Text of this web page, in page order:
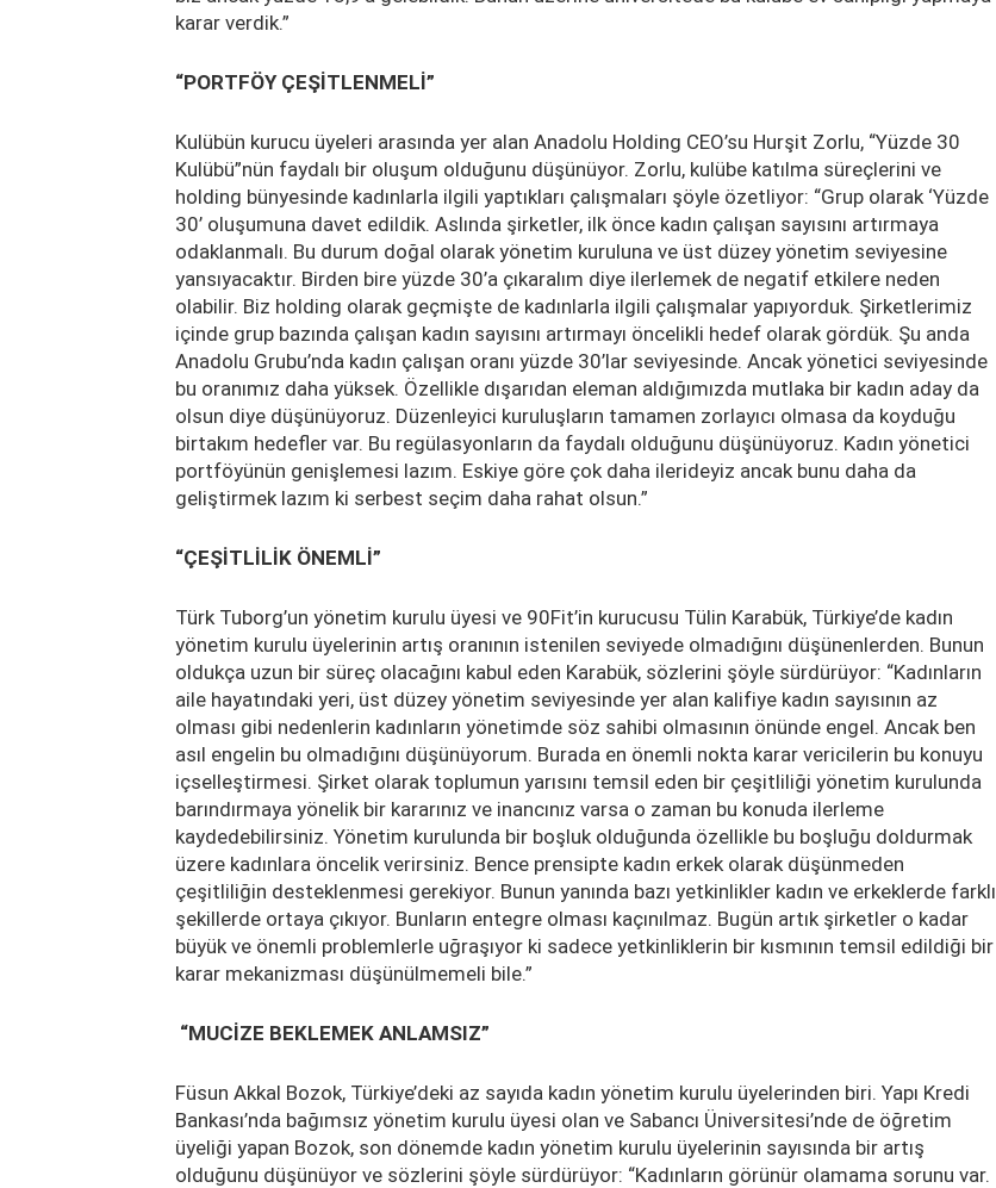
karar verdik.”
“PORTFÖY ÇEŞİTLENMELİ”
Kulübün kurucu üyeleri arasında yer alan Anadolu Holding CEO’su Hurşit Zorlu, “Yüzde 30
Kulübü”nün faydalı bir oluşum olduğunu düşünüyor. Zorlu, kulübe katılma süreçlerini ve
holding bünyesinde kadınlarla ilgili yaptıkları çalışmaları şöyle özetliyor: “Grup olarak ‘Yüzde
30’ oluşumuna davet edildik. Aslında şirketler, ilk önce kadın çalışan sayısını artırmaya
odaklanmalı. Bu durum doğal olarak yönetim kuruluna ve üst düzey yönetim seviyesine
yansıyacaktır. Birden bire yüzde 30’a çıkaralım diye ilerlemek de negatif etkilere neden
olabilir. Biz holding olarak geçmişte de kadınlarla ilgili çalışmalar yapıyorduk. Şirketlerimiz
içinde grup bazında çalışan kadın sayısını artırmayı öncelikli hedef olarak gördük. Şu anda
Anadolu Grubu’nda kadın çalışan oranı yüzde 30’lar seviyesinde. Ancak yönetici seviyesinde
bu oranımız daha yüksek. Özellikle dışarıdan eleman aldığımızda mutlaka bir kadın aday da
olsun diye düşünüyoruz. Düzenleyici kuruluşların tamamen zorlayıcı olmasa da koyduğu
birtakım hedefler var. Bu regülasyonların da faydalı olduğunu düşünüyoruz. Kadın yönetici
portföyünün genişlemesi lazım. Eskiye göre çok daha ilerideyiz ancak bunu daha da
geliştirmek lazım ki serbest seçim daha rahat olsun.”
“ÇEŞİTLİLİK ÖNEMLİ”
Türk Tuborg’un yönetim kurulu üyesi ve 90Fit’in kurucusu Tülin Karabük, Türkiye’de kadın
yönetim kurulu üyelerinin artış oranının istenilen seviyede olmadığını düşünenlerden. Bunun
oldukça uzun bir süreç olacağını kabul eden Karabük, sözlerini şöyle sürdürüyor: “Kadınların
aile hayatındaki yeri, üst düzey yönetim seviyesinde yer alan kalifiye kadın sayısının az
olması gibi nedenlerin kadınların yönetimde söz sahibi olmasının önünde engel. Ancak ben
asıl engelin bu olmadığını düşünüyorum. Burada en önemli nokta karar vericilerin bu konuyu
içselleştirmesi. Şirket olarak toplumun yarısını temsil eden bir çeşitliliği yönetim kurulunda
barındırmaya yönelik bir kararınız ve inancınız varsa o zaman bu konuda ilerleme
kaydedebilirsiniz. Yönetim kurulunda bir boşluk olduğunda özellikle bu boşluğu doldurmak
üzere kadınlara öncelik verirsiniz. Bence prensipte kadın erkek olarak düşünmeden
çeşitliliğin desteklenmesi gerekiyor. Bunun yanında bazı yetkinlikler kadın ve erkeklerde farklı
şekillerde ortaya çıkıyor. Bunların entegre olması kaçınılmaz. Bugün artık şirketler o kadar
büyük ve önemli problemlerle uğraşıyor ki sadece yetkinliklerin bir kısmının temsil edildiği bir
karar mekanizması düşünülmemeli bile.”
“MUCİZE BEKLEMEK ANLAMSIZ”
Füsun Akkal Bozok, Türkiye’deki az sayıda kadın yönetim kurulu üyelerinden biri. Yapı Kredi
Bankası’nda bağımsız yönetim kurulu üyesi olan ve Sabancı Üniversitesi’nde de öğretim
üyeliği yapan Bozok, son dönemde kadın yönetim kurulu üyelerinin sayısında bir artış
olduğunu düşünüyor ve sözlerini şöyle sürdürüyor: “Kadınların görünür olamama sorunu var.